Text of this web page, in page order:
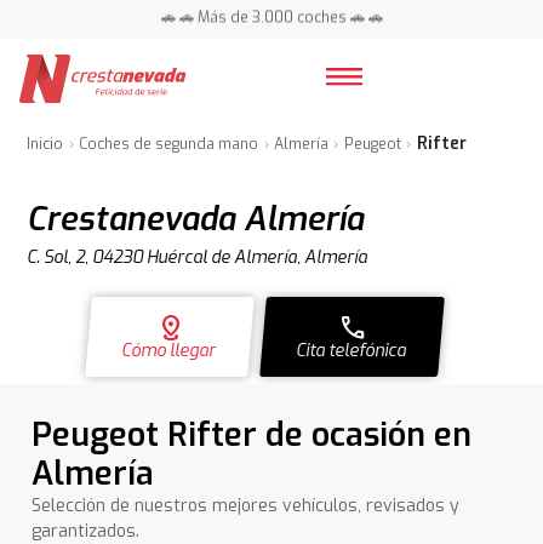
📍 Centros en toda España ⭐
📍 Centros en toda España ⭐
Inicio Coches de segunda mano Almería Peugeot Rifter
Crestanevada Almería
C. Sol, 2, 04230 Huércal de Almería, Almería
distance
Cómo llegar
call
Cita telefónica
Peugeot Rifter de ocasión en
Almería
Selección de nuestros mejores vehículos, revisados y
garantizados.